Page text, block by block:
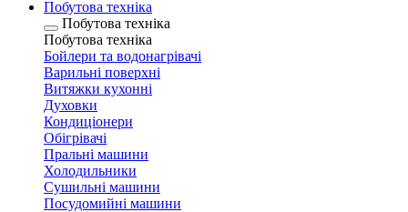
Побутова техніка
Побутова техніка
Побутова техніка
Бойлери та водонагрівачі
Варильні поверхні
Витяжки кухонні
Духовки
Кондиціонери
Обігрівачі
Пральні машини
Холодильники
Сушильні машини
Посудомийні машини